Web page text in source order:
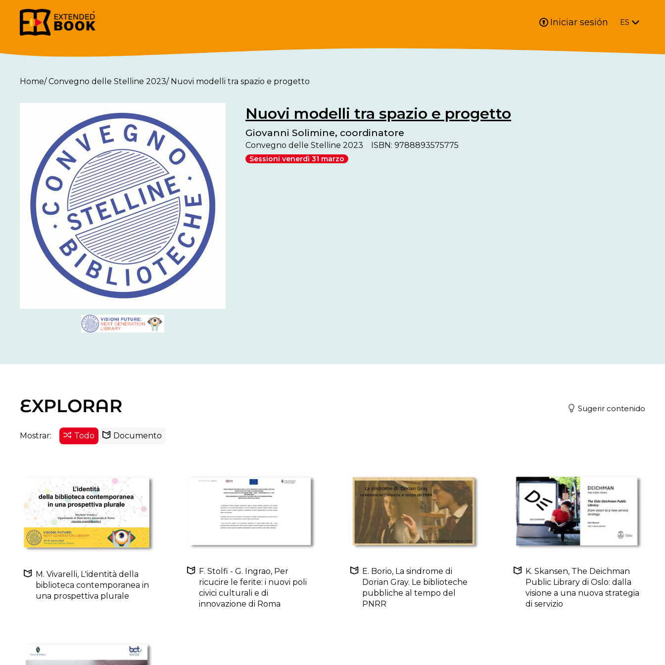
Iniciar sesión ES
Home/ Convegno delle Stelline 2023/ Nuovi modelli tra spazio e progetto
Nuovi modelli tra spazio e progetto
Giovanni Solimine, coordinatore
Convegno delle Stelline 2023 ISBN: 9788893575775
Sessioni venerdì 31 marzo
EXPLORAR Sugerir contenido
Mostrar: Todo Documento
M. Vivarelli, L'identità della
biblioteca contemporanea in
una prospettiva plurale
F. Stolfi - G. Ingrao, Per
ricucire le ferite: i nuovi poli
civici culturali e di
innovazione di Roma
E. Borio, La sindrome di
Dorian Gray. Le biblioteche
pubbliche al tempo del
PNRR
K. Skansen, The Deichman
Public Library di Oslo: dalla
visione a una nuova strategia
di servizio